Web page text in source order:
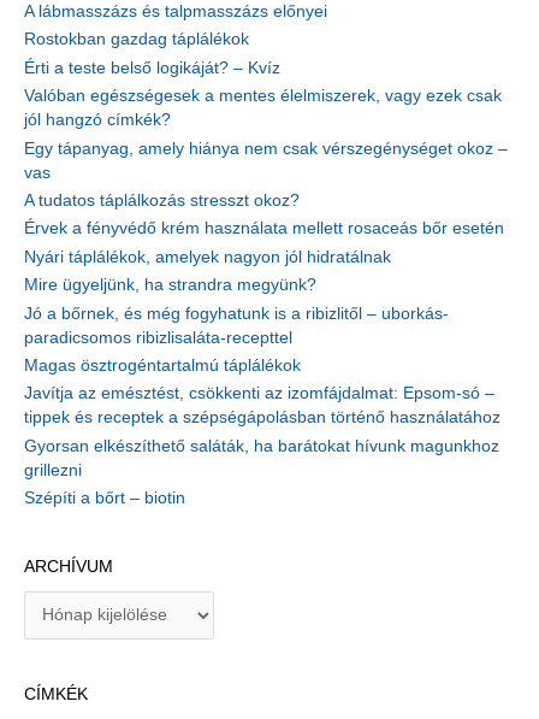
A lábmasszázs és talpmasszázs előnyei
Rostokban gazdag táplálékok
Érti a teste belső logikáját? – Kvíz
Valóban egészségesek a mentes élelmiszerek, vagy ezek csak
jól hangzó címkék?
Egy tápanyag, amely hiánya nem csak vérszegénységet okoz –
vas
A tudatos táplálkozás stresszt okoz?
Érvek a fényvédő krém használata mellett rosaceás bőr esetén
Nyári táplálékok, amelyek nagyon jól hidratálnak
Mire ügyeljünk, ha strandra megyünk?
Jó a bőrnek, és még fogyhatunk is a ribizlitől – uborkás-
paradicsomos ribizlisaláta-recepttel
Magas ösztrogéntartalmú táplálékok
Javítja az emésztést, csökkenti az izomfájdalmat: Epsom-só –
tippek és receptek a szépségápolásban történő használatához
Gyorsan elkészíthető saláták, ha barátokat hívunk magunkhoz
grillezni
Szépíti a bőrt – biotin
ARCHÍVUM
íCÍMKÉK